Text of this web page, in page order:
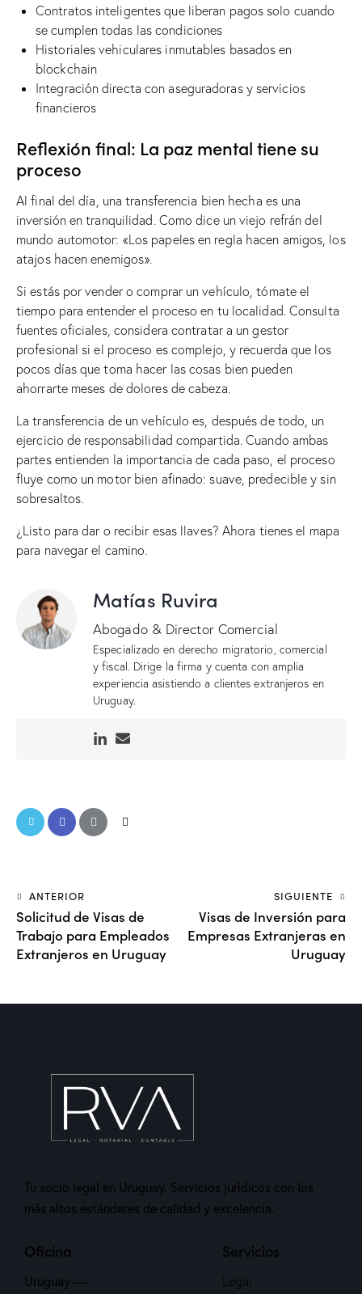
Contratos inteligentes que liberan pagos solo cuando
se cumplen todas las condiciones
Historiales vehiculares inmutables basados ​​en
blockchain
Integración directa con aseguradoras y servicios
financieros
Reflexión final: La paz mental tiene su
proceso
Al final del día, una transferencia bien hecha es una
inversión en tranquilidad. Como dice un viejo refrán del
mundo automotor: «Los papeles en regla hacen amigos, los
atajos hacen enemigos».
Si estás por vender o comprar un vehículo, tómate el
tiempo para entender el proceso en tu localidad. Consulta
fuentes oficiales, considera contratar a un gestor
profesional si el proceso es complejo, y recuerda que los
pocos días que toma hacer las cosas bien pueden
ahorrarte meses de dolores de cabeza.
La transferencia de un vehículo es, después de todo, un
ejercicio de responsabilidad compartida. Cuando ambas
partes entienden la importancia de cada paso, el proceso
fluye como un motor bien afinado: suave, predecible y sin
sobresaltos.
¿Listo para dar o recibir esas llaves? Ahora tienes el mapa
para navegar el camino.
Matías Ruvira
Abogado & Director Comercial
Especializado en derecho migratorio, comercial
y fiscal. Dirige la firma y cuenta con amplia
experiencia asistiendo a clientes extranjeros en
Uruguay.
ANTERIOR
Solicitud de Visas de
Trabajo para Empleados
Extranjeros en Uruguay
SIGUIENTE
Visas de Inversión para
Empresas Extranjeras en
Uruguay
Tu socio legal en Uruguay. Servicios jurídicos con los
más altos estándares de calidad y excelencia.
Oficina
Uruguay —
Servicios
Legal